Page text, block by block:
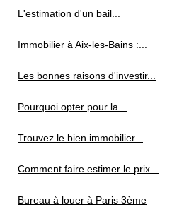
L'estimation d'un bail...
Immobilier à Aix-les-Bains :...
Les bonnes raisons d'investir...
Pourquoi opter pour la...
Trouvez le bien immobilier...
Comment faire estimer le prix...
Bureau à louer à Paris 3ème